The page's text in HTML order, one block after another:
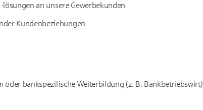
an unsere Gewerbekunden
Kundenbeziehungen
oder bankspezifische Weiterbildung (z. B. Bankbetriebswirt)